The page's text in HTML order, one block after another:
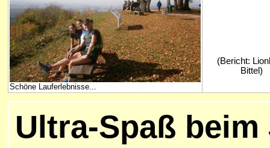
Schöne Lauferlebnisse...
(Bericht:
Bittel)
Ultra-Spaß